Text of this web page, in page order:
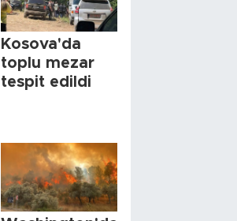
Kosova'da
toplu mezar
tespit edildi